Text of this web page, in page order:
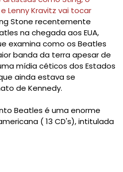
e Lenny Kravitz vai tocar
Stone recentemente
na chegada aos EUA,
examina como os Beatles
banda da terra apesar de
mídia céticos dos Estados
ainda estava se
de Kennedy.
Beatles é uma enorme
( 13 CD's), intitulada